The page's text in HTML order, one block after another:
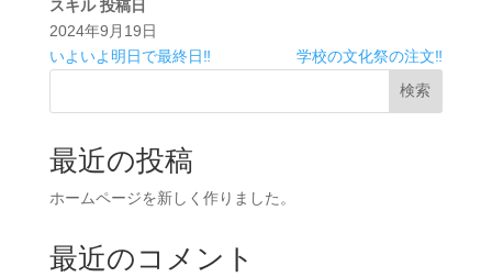
スキル 投稿日
2024年9月19日
いよいよ明日で最終日‼️
学校の文化祭の注文‼️
検索
最近の投稿
ホームページを新しく作りました。
最近のコメント